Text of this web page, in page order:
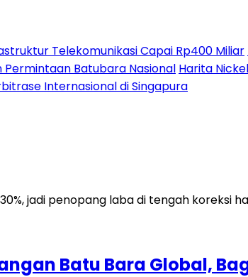
Telekomunikasi Capai Rp400 Miliar
Permintaan Batubara Nasional Harita
Internasional di Singapura
Batu Bara Global,